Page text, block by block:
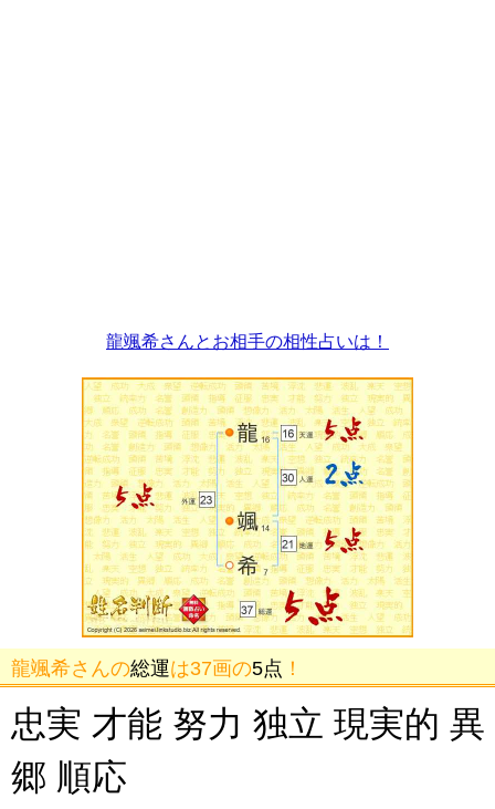
龍颯希さんとお相手の相性占いは！
龍颯希さんの総運は37画の5点 ！
忠実 才能 努力 独立 現実的 異
郷 順応